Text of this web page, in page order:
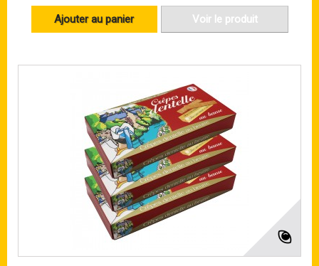
Ajouter au panier Voir le produit